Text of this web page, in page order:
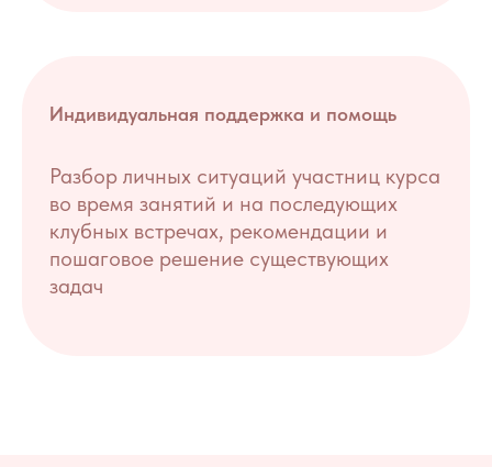
Индивидуальная поддержка и помощь
Разбор личных ситуаций участниц курса
во время занятий и на последующих
клубных встречах, рекомендации и
пошаговое решение существующих
задач